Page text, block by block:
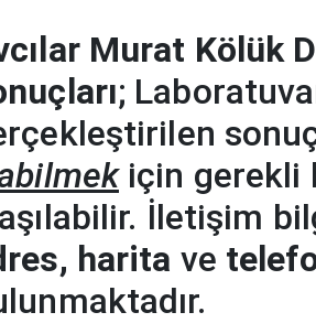
Murat Kölük
;
için gerekli
İletişim
harita ve